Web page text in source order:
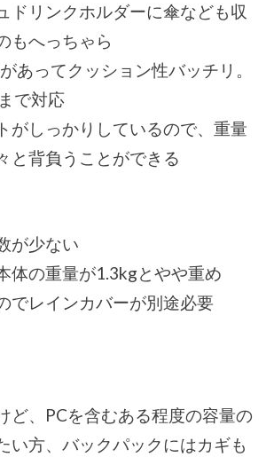
ドリンクホルダーに傘なども収
もへっちゃら
あってクッション性バッチリ。
で対応
がしっかりしているので、重量
と背負うことができる
が少ない
体の重量が1.3kgとやや重め
でレインカバーが別途必要
ど、PCを含むある程度の容量の
い方、バックパックにはカギも